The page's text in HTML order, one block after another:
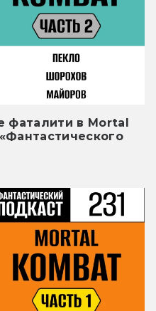
фаталити в Mortal